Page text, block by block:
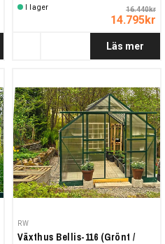
I lager
16.440kr
14.795kr
Läs mer
RW
Växthus Bellis-116 (Grönt /